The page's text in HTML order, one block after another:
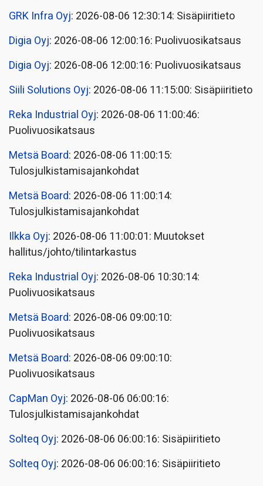
GRK Infra Oyj: 2026-08-06 12:30:14: Sisäpiiritieto
Digia Oyj: 2026-08-06 12:00:16: Puolivuosikatsaus
Digia Oyj: 2026-08-06 12:00:16: Puolivuosikatsaus
Siili Solutions Oyj: 2026-08-06 11:15:00: Sisäpiiritieto
Reka Industrial Oyj: 2026-08-06 11:00:46:
Puolivuosikatsaus
Metsä Board: 2026-08-06 11:00:15:
Tulosjulkistamisajankohdat
Metsä Board: 2026-08-06 11:00:14:
Tulosjulkistamisajankohdat
Ilkka Oyj: 2026-08-06 11:00:01: Muutokset
hallitus/johto/tilintarkastus
Reka Industrial Oyj: 2026-08-06 10:30:14:
Puolivuosikatsaus
Metsä Board: 2026-08-06 09:00:10:
Puolivuosikatsaus
Metsä Board: 2026-08-06 09:00:10:
Puolivuosikatsaus
CapMan Oyj: 2026-08-06 06:00:16:
Tulosjulkistamisajankohdat
Solteq Oyj: 2026-08-06 06:00:16: Sisäpiiritieto
Solteq Oyj: 2026-08-06 06:00:16: Sisäpiiritieto